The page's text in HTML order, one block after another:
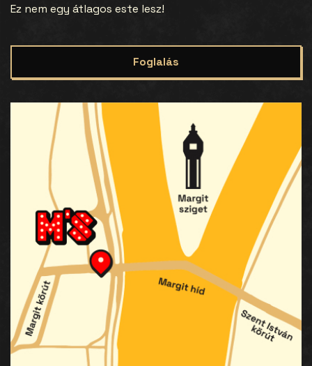
Ez nem egy átlagos este lesz!
Foglalás